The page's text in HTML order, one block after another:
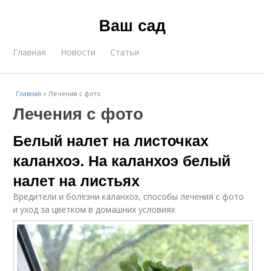
Ваш сад
Главная Новости Статьи
Главная »Лечения с фото
Лечения с фото
Белый налет на листочках
каланхоэ. На каланхоэ белый
налет на листьях
Вредители и болезни каланхоэ, способы лечения с фото
и уход за цветком в домашних условиях